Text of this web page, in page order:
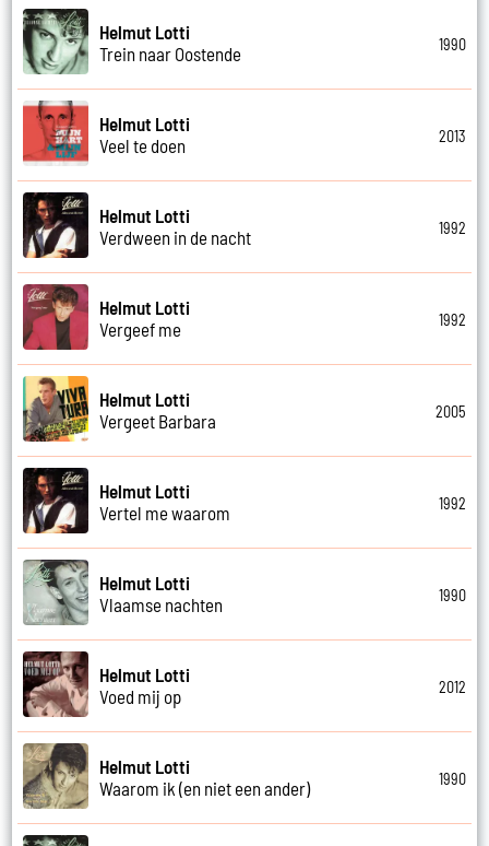
Helmut Lotti
Trein naar Oostende
1990
Helmut Lotti
Veel te doen
2013
Helmut Lotti
Verdween in de nacht
1992
Helmut Lotti
Vergeef me
1992
Helmut Lotti
Vergeet Barbara
2005
Helmut Lotti
Vertel me waarom
1992
Helmut Lotti
Vlaamse nachten
1990
Helmut Lotti
Voed mij op
2012
Helmut Lotti
Waarom ik (en niet een ander)
1990